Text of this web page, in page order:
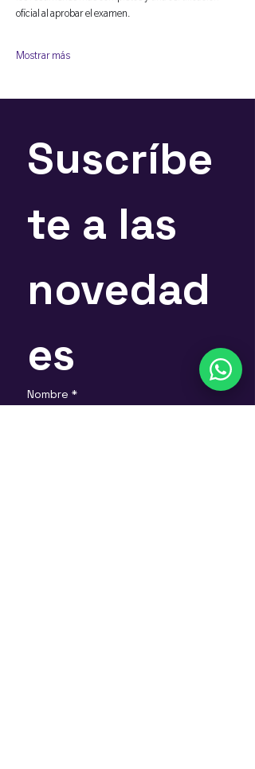
oficial al aprobar el examen.
Mostrar más
Suscríbe
te a las
novedad
es
Nombre *